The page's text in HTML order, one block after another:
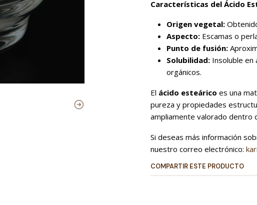
Características del Ácido
Origen vegetal:
Aspecto: Escamas o
Punto de fusión:
Solubilidad: Insoluble en
orgánicos.
El ácido esteárico es una
pureza y propiedades
ampliamente valorado dentro
Si deseas más información
nuestro correo electrónico:
COMPARTIR ESTE PRODUCTO